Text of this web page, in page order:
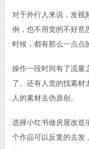
对于外行人来说，发视
例，也不用觉的不好意
时候，都有那么一点点
操作一段时间有了流量
了。还有人觉的找素材
人的素材去伪原创。
选择小红书做房屋改造
个作品可以反复的去发